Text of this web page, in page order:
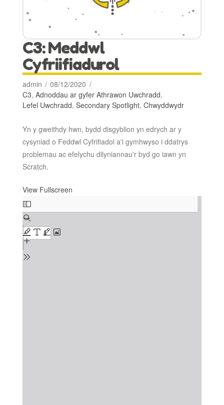
C3: Meddwl
Cyfriifiadurol
admin
08/12/2020
C3, Adnoddau ar gyfer Athrawon Uwchradd,
Lefel Uwchradd, Secondary Spotlight, Chwyddwydr
Yn y gweithdy hwn, bydd disgyblion yn edrych ar y
cysyniad o Feddwl Cyfrifiadol a'i gymhwyso i ddatrys
problemau ac efelychu dilyniannau'r byd go iawn yn
Scratch.
View Fullscreen
Skip
to
PDF
content